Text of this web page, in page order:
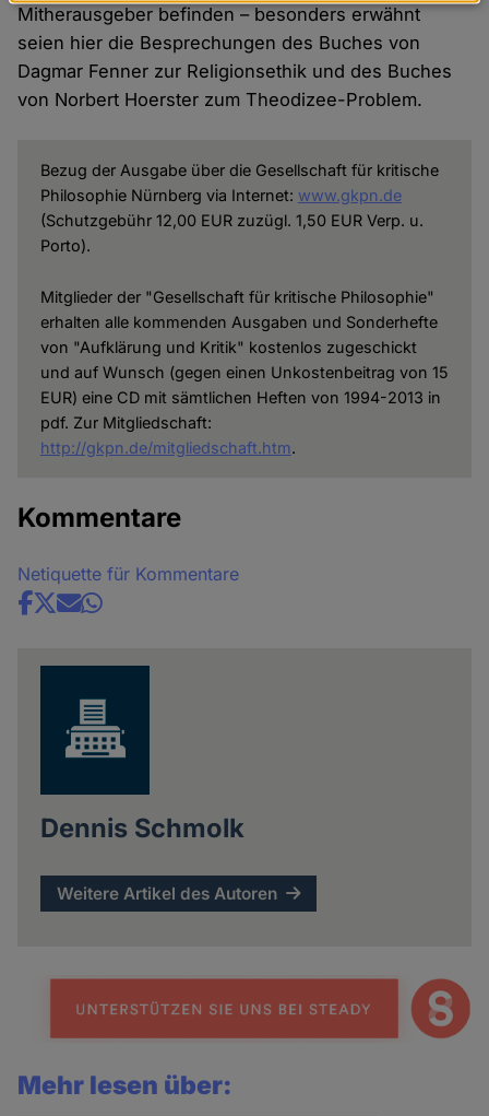
Mitherausgeber befinden – besonders erwähnt
seien hier die Besprechungen des Buches von
Dagmar Fenner zur Religionsethik und des Buches
von Norbert Hoerster zum Theodizee-Problem.
Bezug der Ausgabe über die Gesellschaft für kritische
Philosophie Nürnberg via Internet: www.gkpn.de
(Schutzgebühr 12,00 EUR zuzügl. 1,50 EUR Verp. u.
Porto).
Mitglieder der "Gesellschaft für kritische Philosophie"
erhalten alle kommenden Ausgaben und Sonderhefte
von "Aufklärung und Kritik" kostenlos zugeschickt
und auf Wunsch (gegen einen Unkostenbeitrag von 15
EUR) eine CD mit sämtlichen Heften von 1994-2013 in
pdf. Zur Mitgliedschaft:
http://gkpn.de/mitgliedschaft.htm.
Kommentare
Netiquette für Kommentare
Share
Dennis Schmolk
Weitere Artikel des Autoren
Mehr lesen über:
Daten
und
Cookies